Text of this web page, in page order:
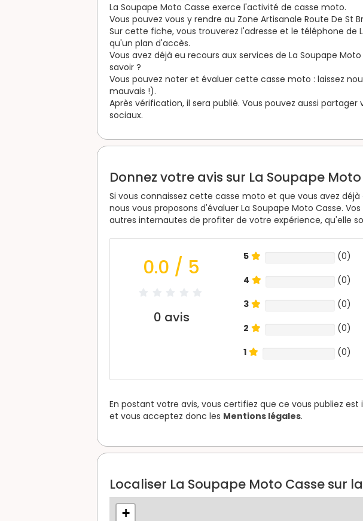
La Soupape Moto Casse exerce l'activité de casse moto.
Vous pouvez vous y rendre au Zone Artisanale Route De St
Sur cette fiche, vous trouverez l'adresse et le téléphone de
qu'un plan d'accès.
Vous avez déjà eu recours aux services de La Soupape
savoir ?
Vous pouvez noter et évaluer cette casse moto : laissez
mauvais !).
Après vérification, il sera publié. Vous pouvez aussi partager
sociaux.
Donnez votre avis sur La Soupape
Si vous connaissez cette casse moto et que vous avez
nous vous proposons d'évaluer La Soupape Moto Casse.
autres internautes de profiter de votre expérience, qu'elle
0.0 / 5
0 avis
5 (0)
4
(0)
3
(0)
2
(0)
1
(0)
En postant votre avis, vous certifiez que ce vous publiez
et vous acceptez donc les Mentions légales.
Localiser La Soupape Moto Casse sur
+